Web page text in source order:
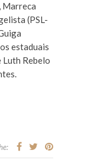
Marreca
(PSL-
estaduais
Luth Rebelo